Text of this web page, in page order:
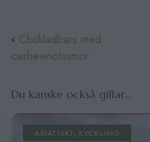
Chokladbars med
cashewnötssmör
Du kanske också gillar...
ASIATISKT,KYCKLING